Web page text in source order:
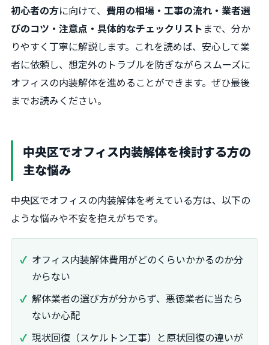
初心者の方に向けて、 費用の相場・工事の流れ・業者選
びのコツ・注意点・具体的なチェックリスト まで、分か
りやすく丁寧に解説します。これを読めば、安心して業
者に依頼し、想定外のトラブルを防ぎながらスムーズに
オフィスの内装解体を進めることができます。ぜひ最後
までお読みください。
中央区でオフィス内装解体を検討する方の
主な悩み
中央区でオフィスの内装解体を考えている方は、以下の
ような悩みや不安を抱えがちです。
オフィス内装解体費用がどのくらいかかるのか分
からない
解体業者の選び方が分からず、悪徳業者に当たら
ないか心配
現状回復（スケルトン工事）と原状回復の違いが